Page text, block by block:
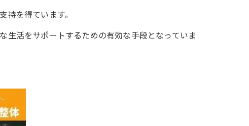
を得ています。
生活をサポートするための有効な手段となっていま